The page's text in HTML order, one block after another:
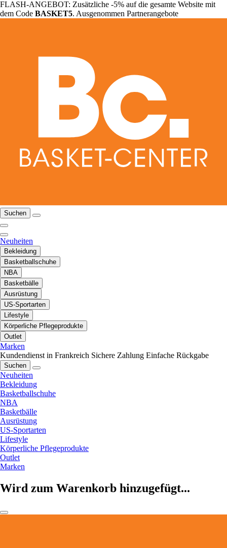
FLASH-ANGEBOT: Zusätzliche -5% auf die gesamte Website mit
dem Code BASKET5. Ausgenommen Partnerangebote
Suchen
Neuheiten
Bekleidung
Basketballschuhe
NBA
Basketbälle
Ausrüstung
US-Sportarten
Lifestyle
Körperliche Pflegeprodukte
Outlet
Marken
Kundendienst in Frankreich Sichere Zahlung Einfache Rückgabe
Suchen
Neuheiten
Bekleidung
Basketballschuhe
NBA
Basketbälle
Ausrüstung
US-Sportarten
Lifestyle
Körperliche Pflegeprodukte
Outlet
Marken
Wird zum Warenkorb hinzugefügt...